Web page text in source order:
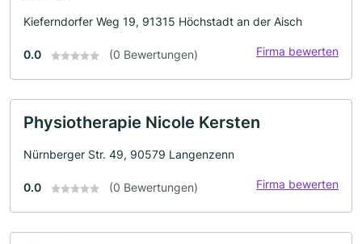
Kieferndorfer Weg 19, 91315 Höchstadt an der Aisch
0.0 (0 Bewertungen) Firma bewerten
Physiotherapie Nicole Kersten
Nürnberger Str. 49, 90579 Langenzenn
0.0 (0 Bewertungen) Firma bewerten